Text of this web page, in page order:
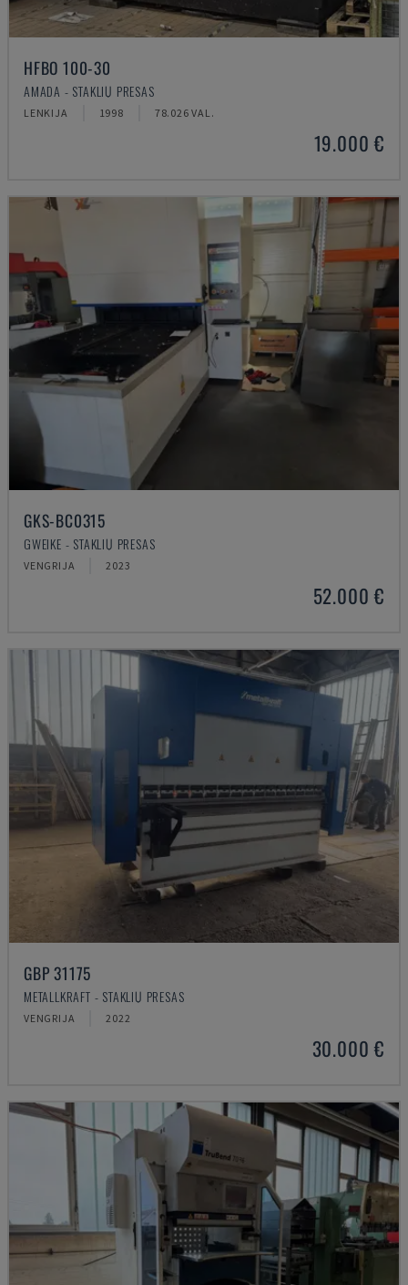
HFBO 100-30
AMADA - STAKLIŲ PRESAS
LENKIJA 1998 78.026 VAL.
19.000 €
GKS-BC0315
GWEIKE - STAKLIŲ PRESAS
VENGRIJA 2023
52.000 €
GBP 31175
METALLKRAFT - STAKLIŲ PRESAS
VENGRIJA 2022
30.000 €